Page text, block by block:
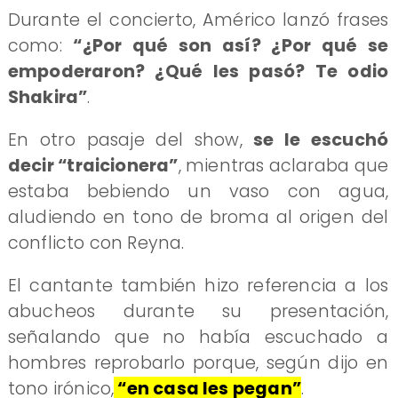
Durante el concierto, Américo lanzó frases
como: “¿Por qué son así? ¿Por qué se
empoderaron? ¿Qué les pasó? Te odio
Shakira”.
En otro pasaje del show,se le escuchó
decir “traicionera”, mientras aclaraba que
estaba bebiendo un vaso con agua,
aludiendo en tono de broma al origen del
conflicto con Reyna.
El cantante también hizo referencia a los
abucheos durante su presentación,
señalando que no había escuchado a
hombres reprobarlo porque, según dijo en
tono irónico,“en casa les pegan”.